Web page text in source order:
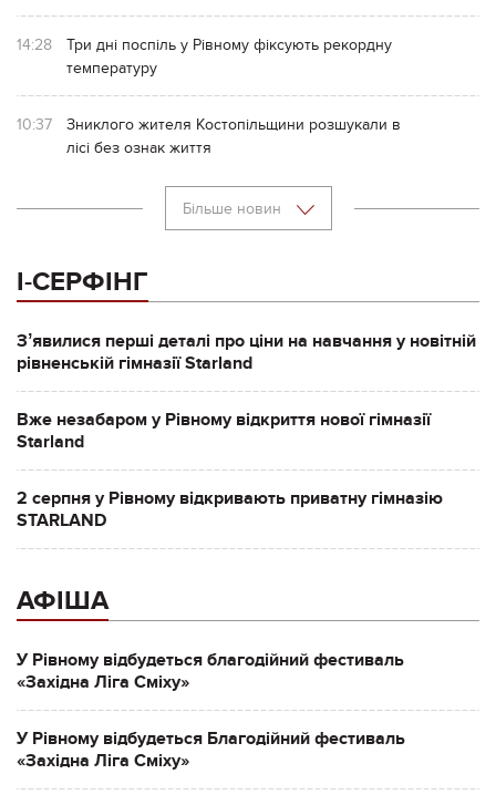
14:28
Три дні поспіль у Рівному фіксують рекордну
температуру
10:37
Зниклого жителя Костопільщини розшукали в
лісі без ознак життя
Більше новин
І-СЕРФІНГ
Зʼявилися перші деталі про ціни на навчання у новітній
рівненській гімназії Starland
Вже незабаром у Рівному відкриття нової гімназії
Starland
2 серпня у Рівному відкривають приватну гімназію
STARLAND
АФІША
У Рівному відбудеться благодійний фестиваль
«Західна Ліга Сміху»
У Рівному відбудеться Благодійний фестиваль
«Західна Ліга Сміху»